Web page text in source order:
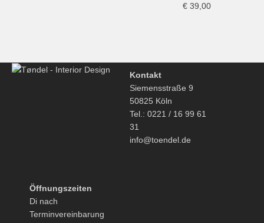
€ 39,00
Kontakt
Siemensstraße 9
50825 Köln
Tel.: 0221 / 16 99 61
31
info@toendel.de
Öffnungszeiten
Di nach
Terminvereinbarung